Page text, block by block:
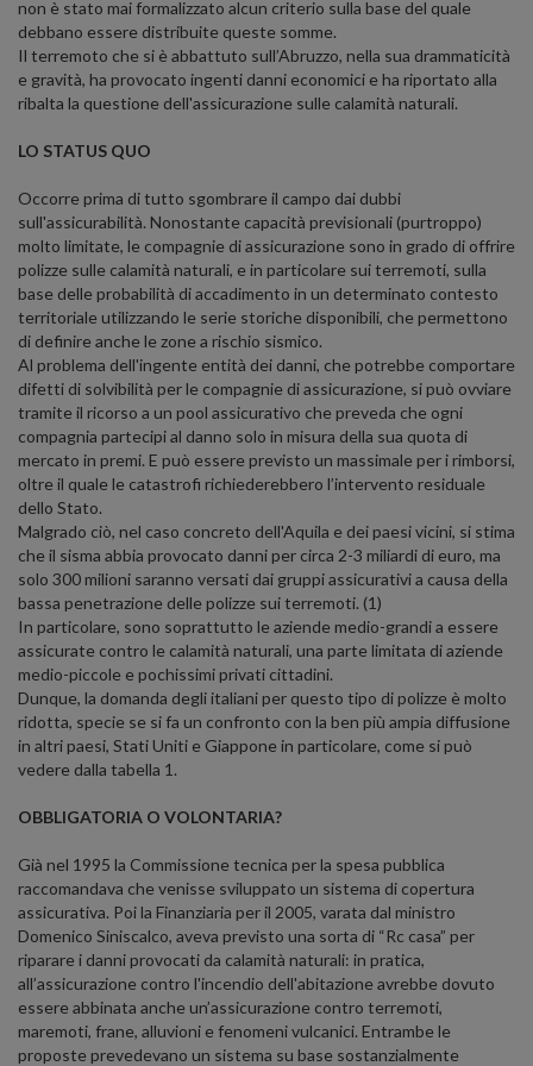
non è stato mai formalizzato alcun criterio sulla base del quale
debbano essere distribuite queste somme.
Il terremoto che si è abbattuto sull’Abruzzo, nella sua drammaticità
e gravità, ha provocato ingenti danni economici e ha riportato alla
ribalta la questione dell'assicurazione sulle calamità naturali.
LO STATUS QUO
Occorre prima di tutto sgombrare il campo dai dubbi
sull'assicurabilità. Nonostante capacità previsionali (purtroppo)
molto limitate, le compagnie di assicurazione sono in grado di offrire
polizze sulle calamità naturali, e in particolare sui terremoti, sulla
base delle probabilità di accadimento in un determinato contesto
territoriale utilizzando le serie storiche disponibili, che permettono
di definire anche le zone a rischio sismico.
Al problema dell'ingente entità dei danni, che potrebbe comportare
difetti di solvibilità per le compagnie di assicurazione, si può ovviare
tramite il ricorso a un pool assicurativo che preveda che ogni
compagnia partecipi al danno solo in misura della sua quota di
mercato in premi. E può essere previsto un massimale per i rimborsi,
oltre il quale le catastrofi richiederebbero l’intervento residuale
dello Stato.
Malgrado ciò, nel caso concreto dell'Aquila e dei paesi vicini, si stima
che il sisma abbia provocato danni per circa 2-3 miliardi di euro, ma
solo 300 milioni saranno versati dai gruppi assicurativi a causa della
bassa penetrazione delle polizze sui terremoti. (1)
In particolare, sono soprattutto le aziende medio-grandi a essere
assicurate contro le calamità naturali, una parte limitata di aziende
medio-piccole e pochissimi privati cittadini.
Dunque, la domanda degli italiani per questo tipo di polizze è molto
ridotta, specie se si fa un confronto con la ben più ampia diffusione
in altri paesi, Stati Uniti e Giappone in particolare, come si può
vedere dalla tabella 1.
OBBLIGATORIA O VOLONTARIA?
Già nel 1995 la Commissione tecnica per la spesa pubblica
raccomandava che venisse sviluppato un sistema di copertura
assicurativa. Poi la Finanziaria per il 2005, varata dal ministro
Domenico Siniscalco, aveva previsto una sorta di “Rc casa” per
riparare i danni provocati da calamità naturali: in pratica,
all’assicurazione contro l'incendio dell'abitazione avrebbe dovuto
essere abbinata anche un’assicurazione contro terremoti,
maremoti, frane, alluvioni e fenomeni vulcanici. Entrambe le
proposte prevedevano un sistema su base sostanzialmente